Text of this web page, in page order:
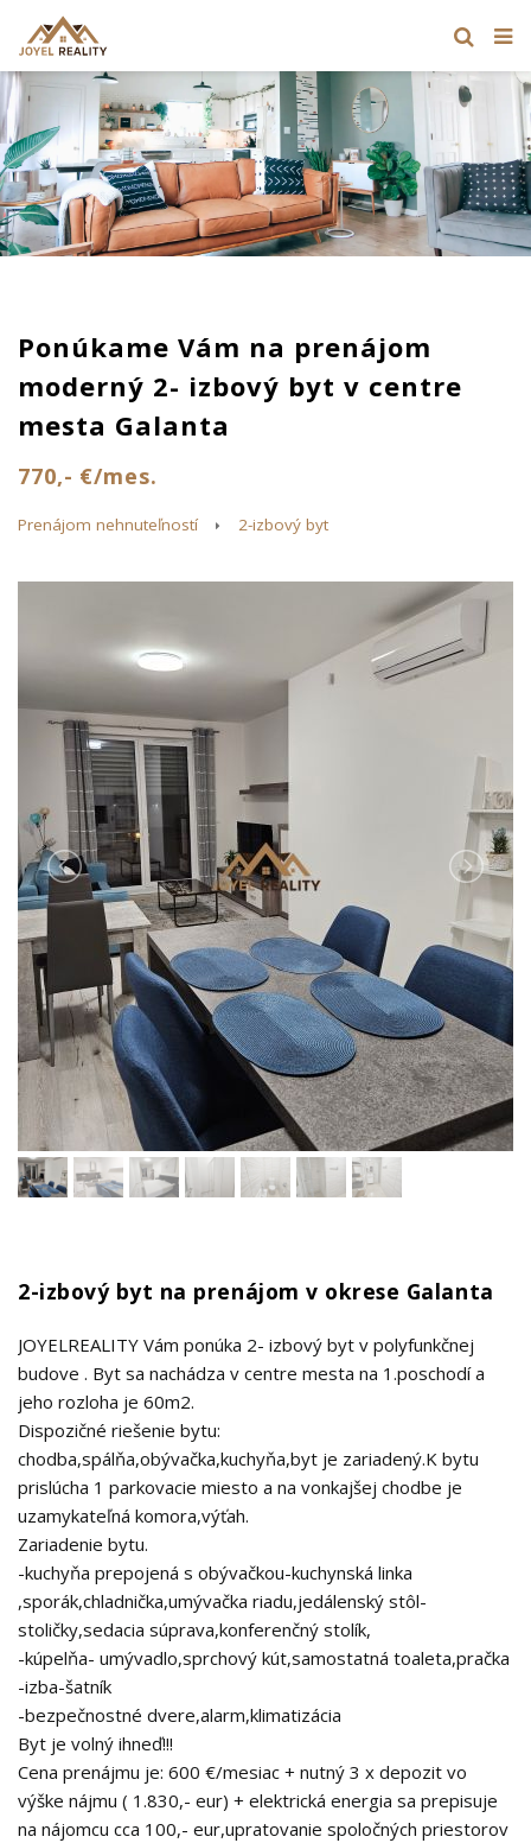
Ponúkame Vám na prenájom
moderný 2- izbový byt v centre
mesta Galanta
770,- €/mes.
Prenájom nehnuteľností 2-izbový byt
2-izbový byt na prenájom v okrese Galanta
JOYELREALITY Vám ponúka 2- izbový byt v polyfunkčnej
budove . Byt sa nachádza v centre mesta na 1.poschodí a
jeho rozloha je 60m2.
Dispozičné riešenie bytu:
chodba,spálňa,obývačka,kuchyňa,byt je zariadený.K bytu
prislúcha 1 parkovacie miesto a na vonkajšej chodbe je
uzamykateľná komora,výťah.
Zariadenie bytu.
-kuchyňa prepojená s obývačkou-kuchynská linka
,sporák,chladnička,umývačka riadu,jedálenský stôl-
stoličky,sedacia súprava,konferenčný stolík,
-kúpelňa- umývadlo,sprchový kút,samostatná toaleta,pračka
-izba-šatník
-bezpečnostné dvere,alarm,klimatizácia
Byt je volný ihneď!!!
Cena prenájmu je: 600 €/mesiac + nutný 3 x depozit vo
výške nájmu ( 1.830,- eur) + elektrická energia sa prepisuje
na nájomcu cca 100,- eur,upratovanie spoločných priestorov